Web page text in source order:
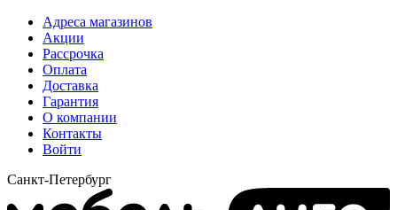
Адреса магазинов
Акции
Рассрочка
Оплата
Доставка
Гарантия
О компании
Контакты
Войти
Санкт-Петербург